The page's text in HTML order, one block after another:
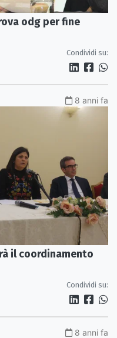
odg per fine
Condividi su:
8 anni fa
il coordinamento
Condividi su:
8 anni fa